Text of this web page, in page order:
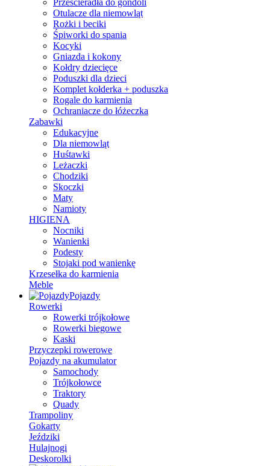
Prześcieradła do gondoli
Otulacze dla niemowląt
Rożki i beciki
Śpiworki do spania
Kocyki
Gniazda i kokony
Kołdry dziecięce
Poduszki dla dzieci
Komplet kołderka + poduszka
Rogale do karmienia
Ochraniacze do łóżeczka
Zabawki
Edukacyjne
Dla niemowląt
Huśtawki
Leżaczki
Chodziki
Skoczki
Maty
Namioty
HIGIENA
Nocniki
Wanienki
Podesty
Stojaki pod wanienkę
Krzesełka do karmienia
Meble
Pojazdy
Rowerki
Rowerki trójkołowe
Rowerki biegowe
Kaski
Przyczepki rowerowe
Pojazdy na akumulator
Samochody
Trójkołowce
Traktory
Quady
Trampoliny
Gokarty
Jeździki
Hulajnogi
Deskorolki